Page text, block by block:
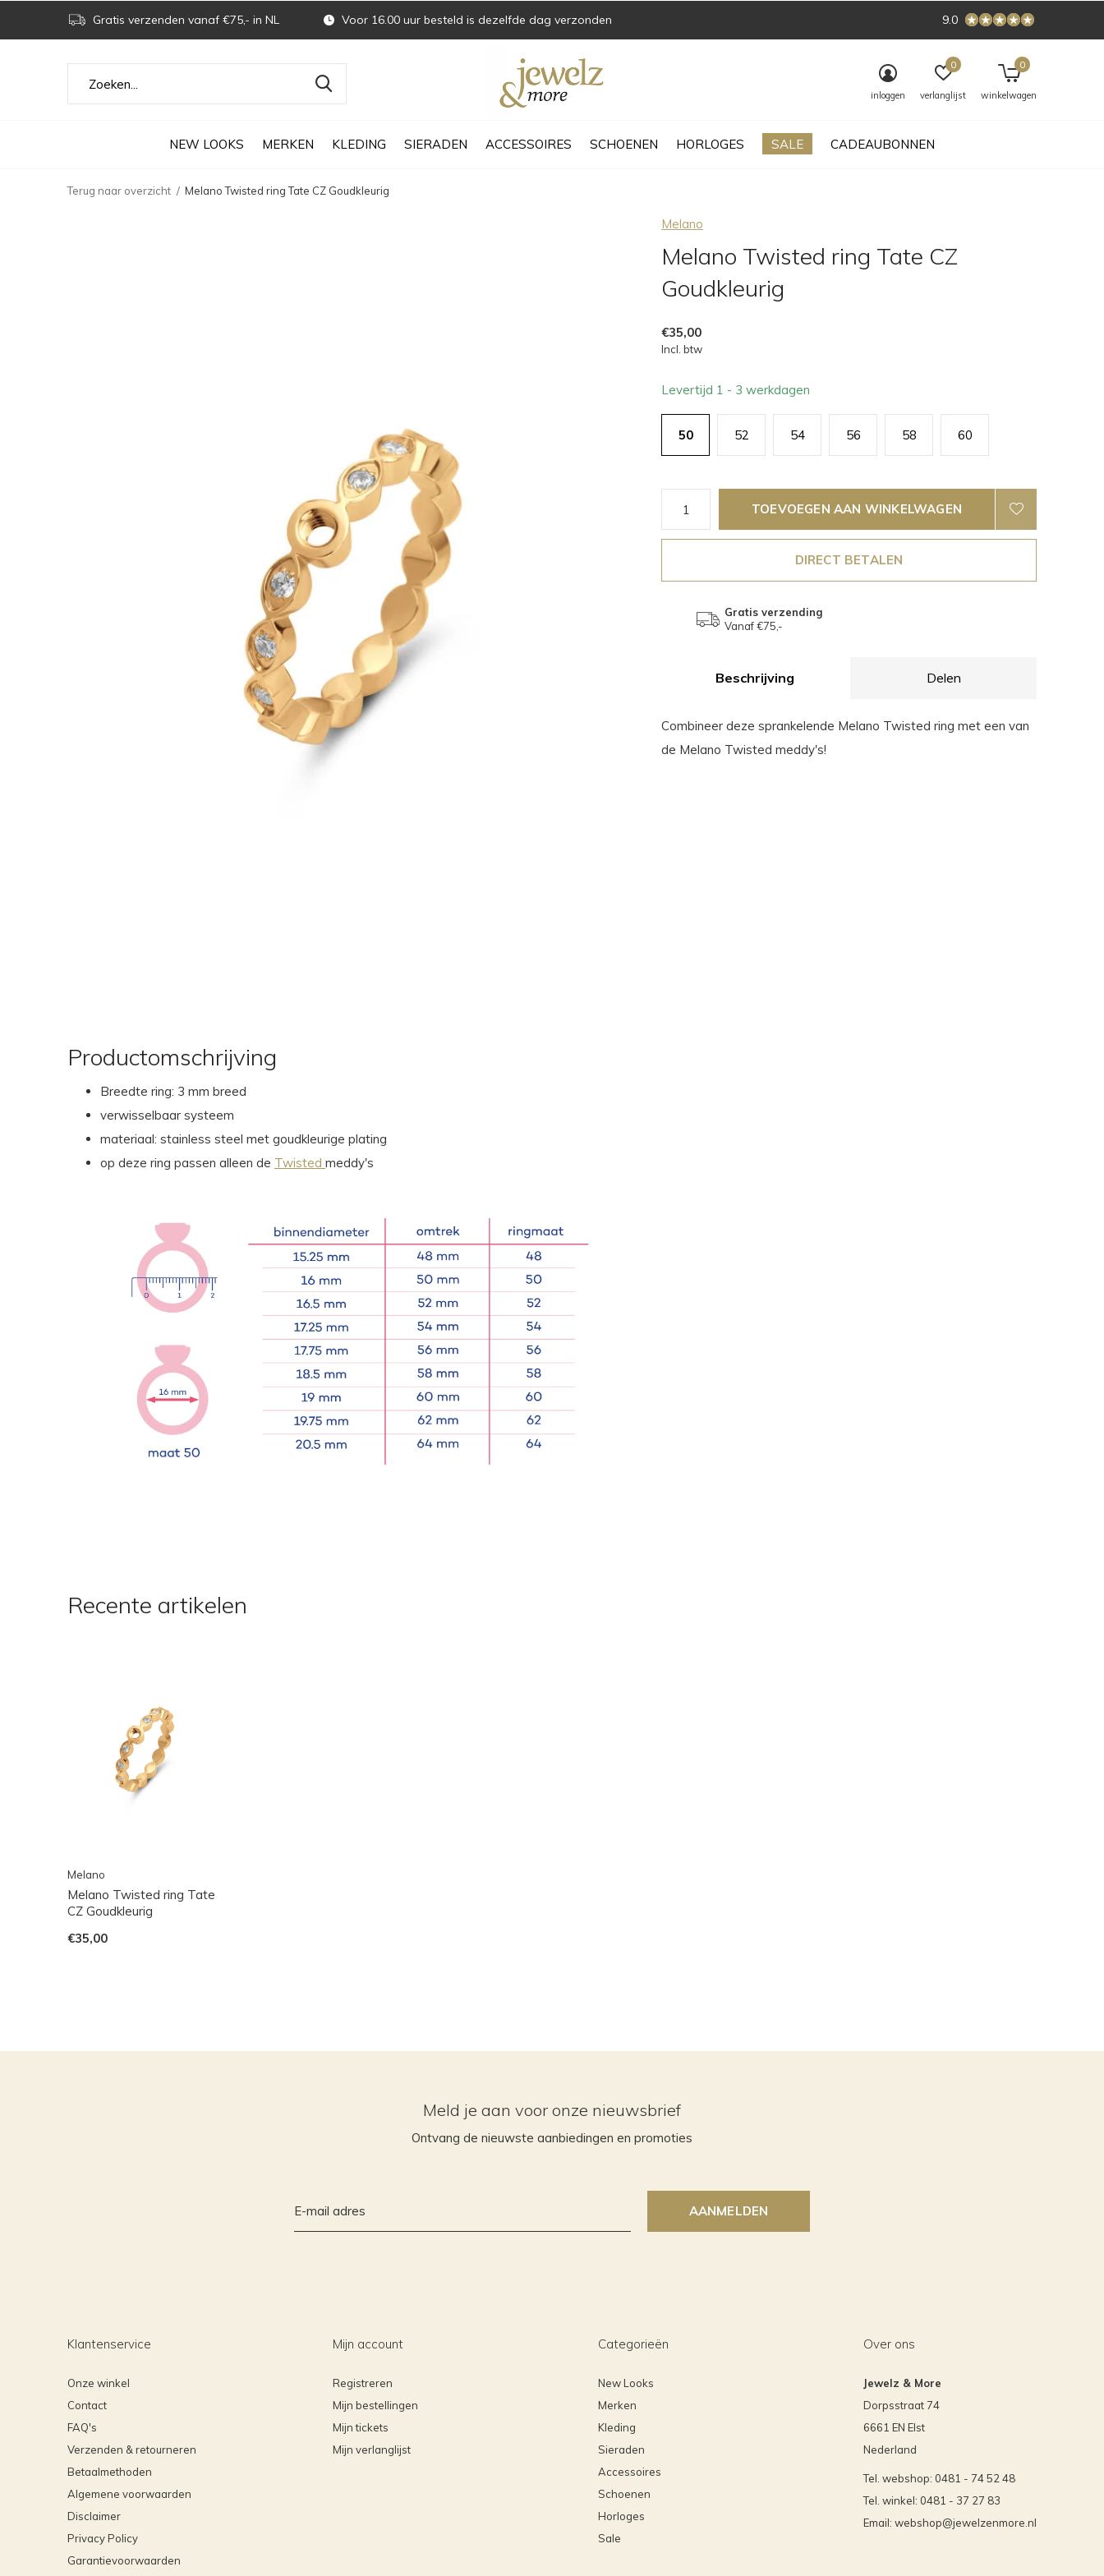
NEW LOOKS MERKEN KLEDING SIERADEN ACCESSOIRES SCHOENEN HORLOGES SALE CADEAUBONNEN
inloggen verlanglijst
0
winkelwagen
0
Gratis verzenden vanaf €75,- in NL Voor 16.00 uur besteld is dezelfde dag verzonden 9.0
Terug naar overzicht Melano Twisted ring Tate CZ Goudkleurig
Melano
Melano Twisted ring Tate CZ
Goudkleurig
€35,00
Incl. btw
Levertijd 1 - 3 werkdagen
50 52 54 56 58 60
TOEVOEGEN AAN WINKELWAGEN
DIRECT BETALEN
Gratis verzending
Vanaf €75,-
Beschrijving Delen
Combineer deze sprankelende Melano Twisted ring met een van
de Melano Twisted meddy's!
Productomschrijving
Breedte ring: 3 mm breed
verwisselbaar systeem
materiaal: stainless steel met goudkleurige plating
op deze ring passen alleen de Twisted meddy's
Recente artikelen
Melano
Melano Twisted ring Tate
CZ Goudkleurig
€35,00
Meld je aan voor onze nieuwsbrief
Ontvang de nieuwste aanbiedingen en promoties
AANMELDEN
Klantenservice
Onze winkel
Contact
FAQ's
Verzenden & retourneren
Betaalmethoden
Algemene voorwaarden
Disclaimer
Privacy Policy
Garantievoorwaarden
Mijn account
Registreren
Mijn bestellingen
Mijn tickets
Mijn verlanglijst
Categorieën
New Looks
Merken
Kleding
Sieraden
Accessoires
Schoenen
Horloges
Sale
Over ons
Jewelz & More
Dorpsstraat 74
6661 EN Elst
Nederland
Tel. webshop: 0481 - 74 52 48
Tel. winkel: 0481 - 37 27 83
Email: webshop@jewelzenmore.nl